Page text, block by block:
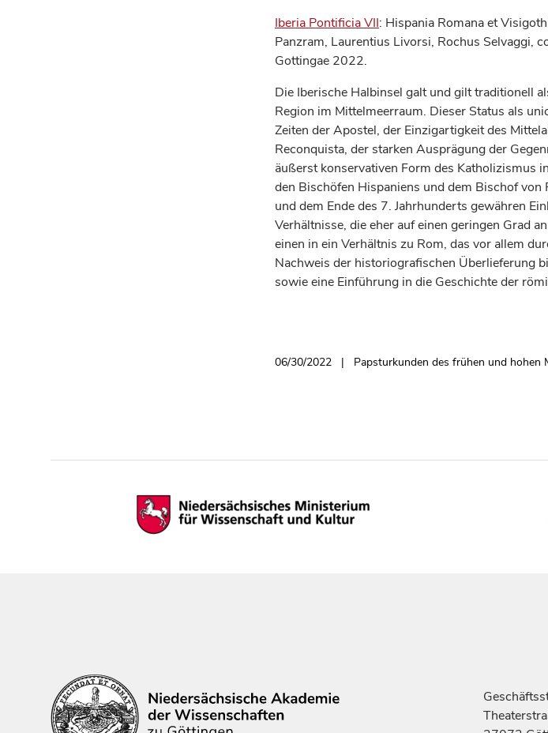
Iberia Pontificia VII: Hispania Romana et
Panzram, Laurentius Livorsi, Rochus Selvaggi,
Gottingae 2022.
Die Iberische Halbinsel galt und gilt traditionell
Region im Mittelmeerraum. Dieser Status als
Zeiten der Apostel, der Einzigartigkeit des
Reconquista, der starken Ausprägung der
äußerst konservativen Form des Katholizismus
den Bischöfen Hispaniens und dem Bischof
und dem Ende des 7. Jahrhunderts gewähren
Verhältnisse, die eher auf einen geringen Grad
einen in ein Verhältnis zu Rom, das vor allem
Nachweis der historiografischen Überlieferung
sowie eine Einführung in die Geschichte der
06/30/2022 Papsturkunden des frühen und hohen